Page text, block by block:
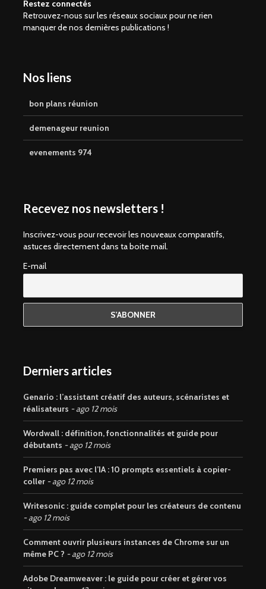
Restez connectés
Retrouvez-nous sur les réseaux sociaux pour ne rien
manquer de nos dernières publications !
Nos liens
bon plans réunion
demenageur reunion
evenements 974
Recevez nos newsletters !
Inscrivez-vous pour recevoir les nouveaux comparatifs,
astuces directement dans ta boite mail.
E-mail
Derniers articles
Genario : l’assistant créatif des auteurs, scénaristes et
réalisateurs
ago 12 mois
Wordwall : définition, fonctionnalités et guide pour
débutants
ago 12 mois
Premiers pas avec l’IA : 10 prompts essentiels à copier-
coller
ago 12 mois
Writesonic : guide complet pour les créateurs de contenu
ago 12 mois
Comment ouvrir plusieurs instances de Chrome sur un
même PC ?
ago 12 mois
Adobe Dreamweaver : le guide pour créer et gérer vos